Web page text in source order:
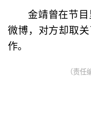
金靖曾在节
微博，对方却取
作。
（责